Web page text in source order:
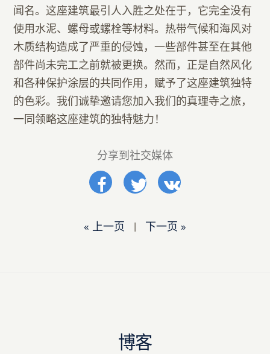
闻名。这座建筑最引人入胜之处在于，它完全没有
使用水泥、螺母或螺栓等材料。热带气候和海风对
木质结构造成了严重的侵蚀，一些部件甚至在其他
部件尚未完工之前就被更换。然而，正是自然风化
和各种保护涂层的共同作用，赋予了这座建筑独特
的色彩。我们诚挚邀请您加入我们的真理寺之旅，
一同领略这座建筑的独特魅力！
分享到社交媒体
« 上一页 | 下一页 »
博客